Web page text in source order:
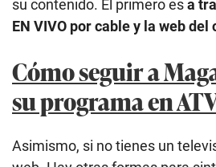
su contenido. El primero esa
EN VIVO por cable y la web del
Cómo seguir a
su programa en
Asimismo, si no tienes un